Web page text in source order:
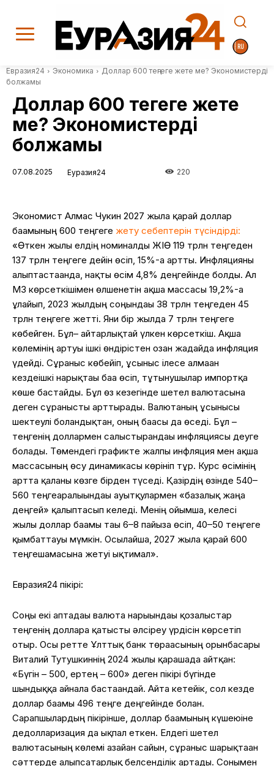
Евразия24 Экономика
Доллар 600 теңгеге жете ме? Экономистердің
болжамы
Доллар 600 теңгеге жете
ме? Экономистердің
болжамы
07.08.2025 Еуразия24 220
Экономист Алмас Чукин 2027 жылға қарай доллар
бағамының 600 теңгеге жету себептерін түсіндірді:
«Өткен жылы елдің номиналды ЖІӨ 119 трлн теңгеден
137 трлн теңгеге дейін өсіп, 15%-ға артты. Инфляцияны
алыптастағанда, нақты өсім 4,8% деңгейінде болды. Ал
М3 көрсеткішімен өлшенетін ақша массасы 19,2%-ға
ұлғайып, 2023 жылдың соңындағы 38 трлн теңгеден 45
трлн теңгеге жетті. Яғни бір жылда 7 трлн теңгеге
көбейген. Бұл– айтарлықтай үлкен көрсеткіш. Ақша
көлемінің артуы ішкі өндірістен озған жағдайда инфляция
үдейді. Сұраныс көбейіп, ұсыныс ілесе алмаған
кездеішкі нарықтағы баға өсіп, тұтынушылар импортқа
көше бастайды. Бұл өз кезегінде шетел валютасына
деген сұранысты арттырады. Валютаның ұсынысы
шектеулі болғандықтан, оның бағасы да өседі. Бұл –
теңгенің доллармен салыстырғандағы инфляциясы деуге
болады. Төмендегі графикте жалпы инфляция мен ақша
массасының өсу динамикасы көрініп тұр. Курс өсімінің
артта қалғаны көзге бірден түседі. Қазірдің өзінде 540–
560 теңгеаралығындағы ауытқулармен «базалық жаңа
деңгей» қалыптасып келеді. Менің ойымша, келесі
жылы доллар бағамы тағы 6–8 пайызға өсіп, 40–50 теңгеге
қымбаттауы мүмкін. Осылайша, 2027 жылға қарай 600
теңгешамасына жетуі ықтимал».
Евразия24 пікірі:
Соңғы екі аптадағы валюта нарығындағы қозғалыстар
теңгенің долларға қатысты әлсіреу үрдісін көрсетіп
отыр. Осы ретте Ұлттық банк төрағасының орынбасары
Виталий Тутушкиннің 2024 жылғы қарашада айтқан:
«Бүгін – 500, ертең – 600» деген пікірі бүгінде
шындыққа айнала бастағандай. Айта кетейік, сол кезде
доллар бағамы 496 теңге деңгейінде болған.
Сарапшылардың пікірінше, доллар бағамының күшеюіне
дедолларизация да ықпал еткен. Елдегі шетел
валютасының көлемі азайған сайын, сұраныс шарықтаған
сәттерде алыпсатарлық белсенділік артады. Сонымен